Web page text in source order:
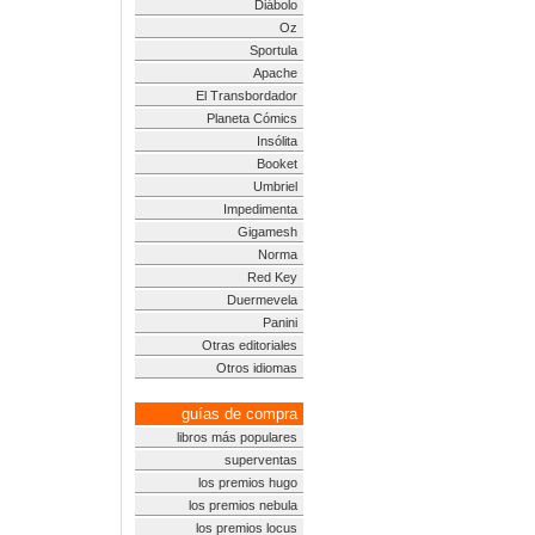
Diábolo
Oz
Sportula
Apache
El Transbordador
Planeta Cómics
Insólita
Booket
Umbriel
Impedimenta
Gigamesh
Norma
Red Key
Duermevela
Panini
Otras editoriales
Otros idiomas
guías de compra
libros más populares
superventas
los premios hugo
los premios nebula
los premios locus